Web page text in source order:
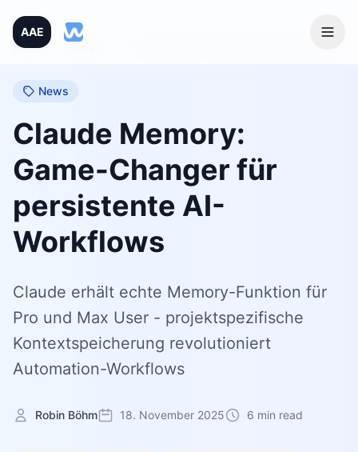
AAE
Home
Blog
News
Claude Memory:
Game-Changer für
persistente AI-
Workflows
Claude erhält echte Memory-Funktion für
Pro und Max User - projektspezifische
Kontextspeicherung revolutioniert
Automation-Workflows
Robin Böhm 18. November 2025 6 min read